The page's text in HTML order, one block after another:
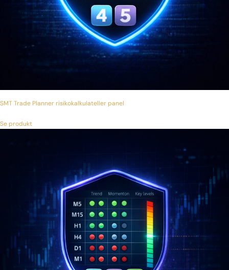
SMT Trade Planner risikokalkulateller panel
Se produkt